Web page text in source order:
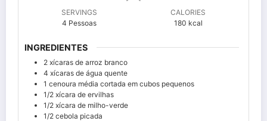
SERVINGS
4 Pessoas
CALORIES
180 kcal
INGREDIENTES
2 xícaras de arroz branco
4 xícaras de água quente
1 cenoura média cortada em cubos pequenos
1/2 xícara de ervilhas
1/2 xícara de milho-verde
1/2 cebola picada